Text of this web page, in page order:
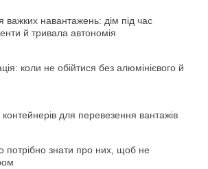
важких навантажень: дім під час
й тривала автономія
коли не обійтися без алюмінієвого й
для перевезення вантажів
потрібно знати про них, щоб не